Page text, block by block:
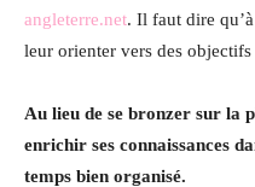
angleterre.net. Il faut dire
leur orienter vers des
Au lieu de se bronzer sur la
enrichir ses connaissances
temps bien organisé.